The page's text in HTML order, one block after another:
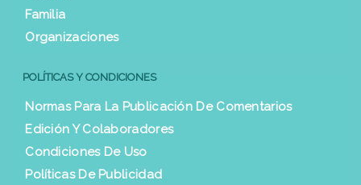
Familia
Organizaciones
POLÍTICAS Y CONDICIONES
Normas Para La Publicación De Comentarios
Edición Y Colaboradores
Condiciones De Uso
Políticas De Publicidad